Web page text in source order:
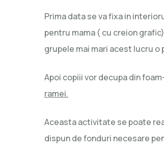
Prima data se va fixa in
pentru mama ( cu creion
grupele mai mari acest lucru o
Apoi copiii vor decupa din
ramei.
Aceasta activitate se poate
dispun de fonduri necesare